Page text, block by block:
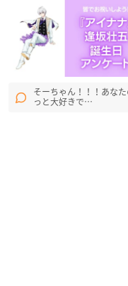
そーちゃん！！！あな
っと大好きで…